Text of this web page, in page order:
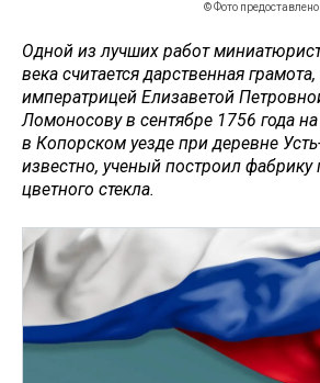
© Фото
Одной из лучших работ
века считается дарственная
императрицей Елизаветой
Ломоносову в сентябре 1756 года
в Копорском уезде при деревне
известно, ученый построил фабрику
цветного стекла.